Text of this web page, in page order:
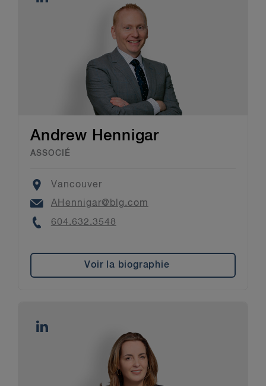
Andrew Hennigar
ASSOCIÉ
Location
Vancouver
Email
AHennigar@blg.com
Phone
604.632.3548
Voir la biographie